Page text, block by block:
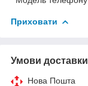
Приховати
Умови доставки
Нова Пошта